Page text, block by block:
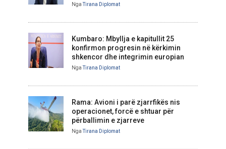
NgaTirana Diplomat
Kumbaro: Mbyllja e kapitullit 25
konfirmon progresin në kërkimin
shkencor dhe integrimin europian
NgaTirana Diplomat
Rama: Avioni i parë zjarrfikës nis
operacionet, forcë e shtuar për
përballimin e zjarreve
NgaTirana Diplomat